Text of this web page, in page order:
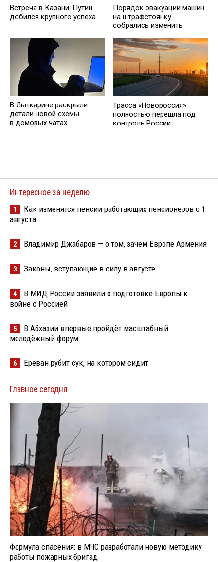
Встреча в Казани: Путин
добился крупного успеха
Порядок эвакуации машин
на штрафстоянку
собрались изменить
В Лыткарине раскрыли
детали новой схемы
в домовых чатах
Трасса «Новороссия»
полностью перешла под
контроль России
Интересное за неделю
1
Как изменятся пенсии работающих пенсионеров с 1
августа
2 Владимир Джабаров — о том, зачем Европе Армения
3 Законы, вступающие в силу в августе
4
В МИД России заявили о подготовке Европы к
войне с Россией
5
В Абхазии впервые пройдёт масштабный
молодёжный форум
6 Ереван рубит сук, на котором сидит
Главное сегодня
Формула спасения: в МЧС разработали новую методику
работы пожарных бригад